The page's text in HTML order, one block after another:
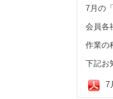
7月の
会員各
作業の
下記お
7